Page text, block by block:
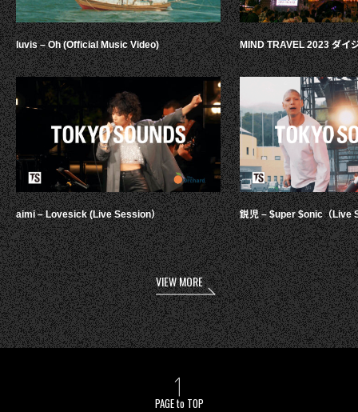
luvis – Oh (Official Music Video)
aimi – Lovesick (Live Session）
MIND TRAVEL 2023 ダイ
鋭児 – $uper $onic（Live
VIEW MORE
PAGE to TOP